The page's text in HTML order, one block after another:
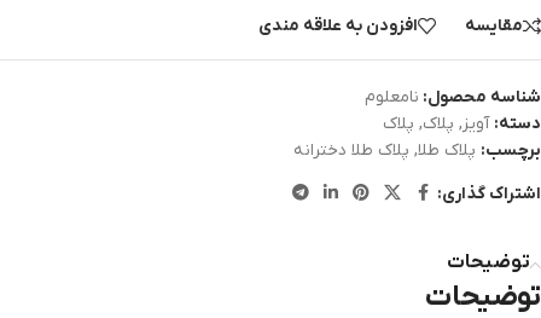
مقایسه افزودن به علاقه مندی
شناسه محصول: نامعلوم
دسته: آویز, پلاک, پلاک
برچسب: پلاک طلا, پلاک طلا دخترانه
اشتراک گذاری:
توضیحات
توضیحات